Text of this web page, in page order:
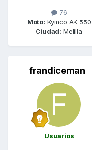
76
Moto: Kymco AK 550
Ciudad: Melilla
frandiceman
Usuarios